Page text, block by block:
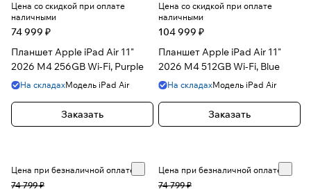
Цена со скидкой при оплате
наличными
74 999 ₽
Планшет Apple iPad Air 11"
2026 M4 256GB Wi-Fi, Purple
На складахМодель iPad Air
Заказать
Цена со скидкой при оплате
наличными
104 999 ₽
Планшет Apple iPad Air 11"
2026 M4 512GB Wi-Fi, Blue
На складахМодель iPad Air
Заказать
Цена при безналичной оплате
74 799 ₽
Цена при безналичной оплате
74 799 ₽